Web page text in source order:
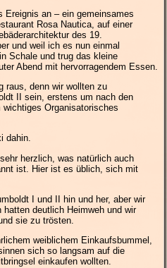
Ereignis an – ein gemeinsames
Rosa Nautica, auf einer
des 19.
und weil ich es nun einmal
Schale und trug das kleine
Abend mit hervorragendem Essen.
raus, denn wir wollten zu
II sein, erstens um nach den
Organisatorisches
dahin.
herzlich, was natürlich auch
ist. Hier ist es üblich, sich mit
I und II hin und her, aber wir
deutlich Heimweh und wir
sie zu trösten.
weiblichem Einkaufsbummel,
sich so langsam auf die
einkaufen wollten.